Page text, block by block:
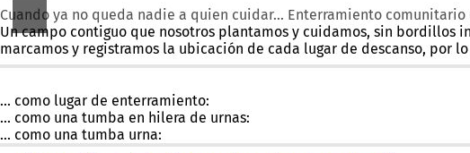
Cuando ya no queda nadie a quien cuidar... Enterramiento
Un campo contiguo que nosotros plantamos y cuidamos, sin
marcamos y registramos la ubicación de cada lugar de descanso, por
... como lugar de enterramiento:
... como una tumba en hilera de urnas:
... como una tumba urna: